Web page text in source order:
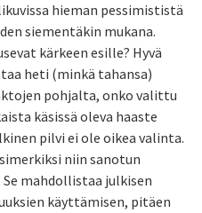
hieman pessimististä
siementäkin mukana.
kärkeen esille? Hyvä
heti (minkä tahansa)
pohjalta, onko valittu
käsissä oleva haaste
pilvi ei ole oikea valinta.
niin sanotun
mahdollistaa julkisen
käyttämisen, pitäen